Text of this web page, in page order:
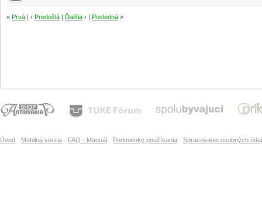
« Prvá | ‹ Predošlá | Ďalšia › | Posledná »
Úvod Mobilná verzia FAQ - Manuál Podmienky používania Spracovanie osobných